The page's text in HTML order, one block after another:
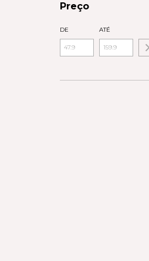
Preço
DE ATÉ